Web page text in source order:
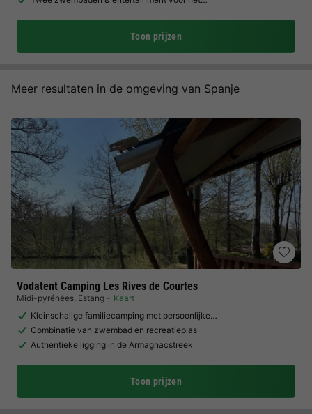
Toon prijzen
Meer resultaten in de omgeving van Spanje
Vodatent Camping Les Rives de Courtes
Midi-pyrénées, Estang
Kaart
Kleinschalige familiecamping met persoonlijke…
Combinatie van zwembad en recreatieplas
Authentieke ligging in de Armagnacstreek
Toon prijzen